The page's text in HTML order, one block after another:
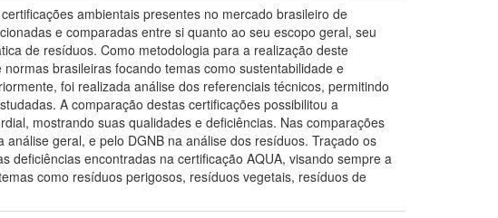
ambientais presentes no mercado brasileiro de
e comparadas entre si quanto ao seu escopo geral, seu
de resíduos. Como metodologia para a realização deste
brasileiras focando temas como sustentabilidade e
foi realizada análise dos referenciais técnicos, permitindo
A comparação destas certificações possibilitou a
mostrando suas qualidades e deficiências. Nas comparações
geral, e pelo DGNB na análise dos resíduos. Traçado os
encontradas na certificação AQUA, visando sempre a
como resíduos perigosos, resíduos vegetais, resíduos de